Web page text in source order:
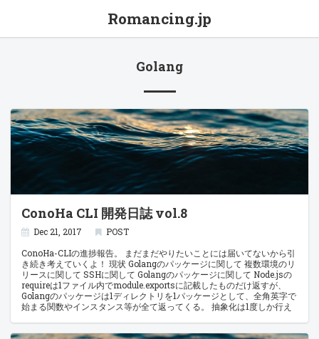
Romancing.jp
Golang
ConoHa CLI 開発日誌 vol.8
Dec 21, 2017
POST
ConoHa-CLIの進捗報告。 まだまだやりたいことには届いてないから引
き続き考えていくよ！ 現状 Golangのパッケージに関して 複数環境のリ
リースに関して SSHに関して Golangのパッケージに関して Node.jsの
requireは1ファイル内でmodule.exportsに記載したものだけ返すが、
Golangのパッケージは1ディレクトリを1パッケージとして、全角英字で
始まる関数やインスタンス等が全て返ってくる。 抽象化は1度しか行え